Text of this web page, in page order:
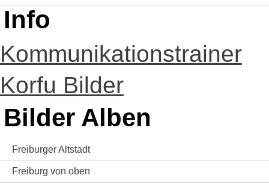
Info
Kommunikationstrainer
Korfu Bilder
Bilder Alben
Freiburger Altstadt
Freiburg von oben